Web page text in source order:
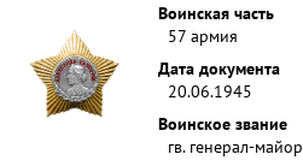
Воинская часть
57 армия
Дата документа
20.06.1945
Воинское звание
гв. генерал-майор